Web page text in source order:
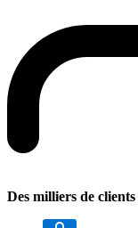
Des milliers de clients